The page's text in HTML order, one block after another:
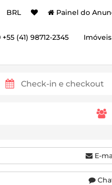
BRL Painel do
+55 (41) 98712-2345
E-